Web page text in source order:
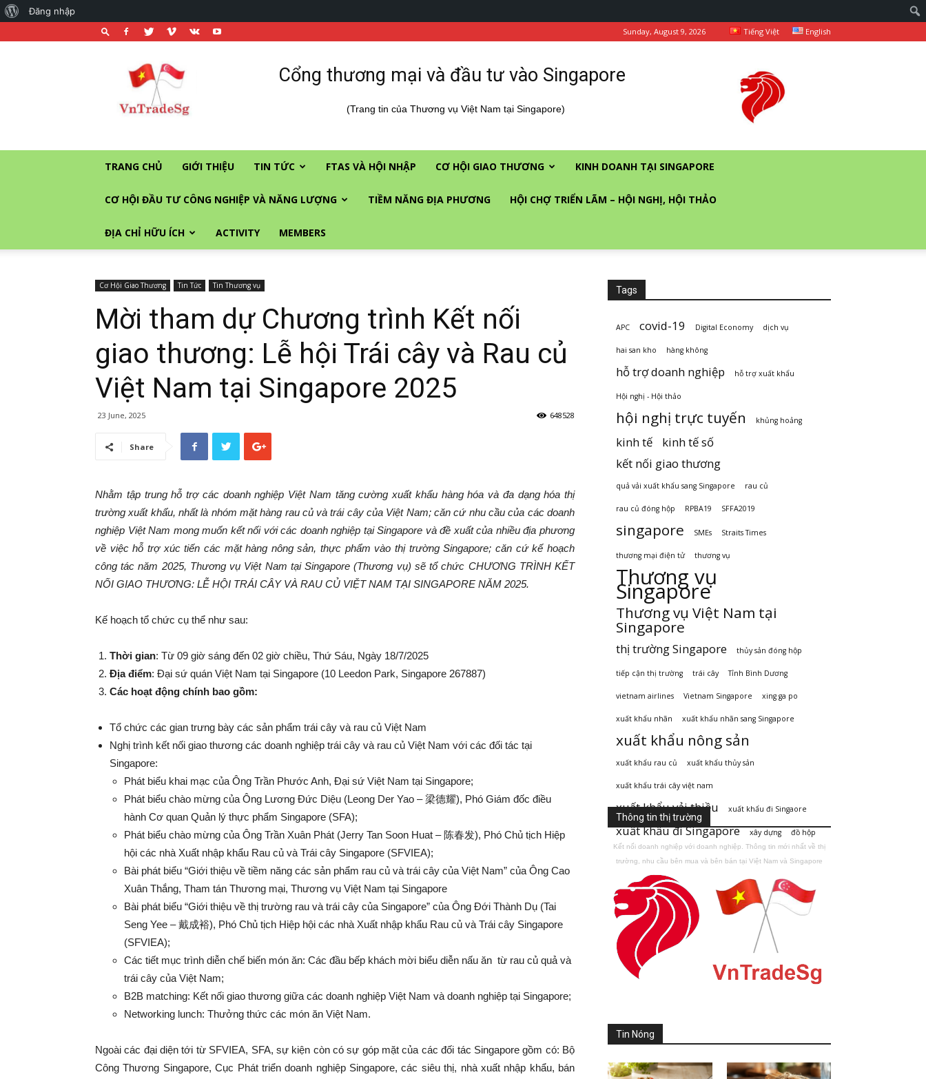
Sunday, August 9, 2026 Tiếng Việt English
Cổng
thương
và
vào
Singapore
Cổng thương mại và đầu tư vào Singapore
(Trang tin của Thương vụ Việt Nam tại Singapore)
TRANG CHỦ GIỚI THIỆU TIN TỨC FTAS VÀ HỘI NHẬP CƠ HỘI GIAO THƯƠNG KINH DOANH TẠI SINGAPORE
CƠ HỘI ĐẦU TƯ CÔNG NGHIỆP VÀ NĂNG LƯỢNG TIỀM NĂNG ĐỊA PHƯƠNG HỘI CHỢ TRIỂN LÃM – HỘI NGHỊ, HỘI THẢO
ĐỊA CHỈ HỮU ÍCH ACTIVITY MEMBERS
Cơ Hội Giao Thương Tin Tức Tin Thương vụ
Mời tham dự Chương trình Kết nối
giao thương: Lễ hội Trái cây và Rau củ
Việt Nam tại Singapore 2025
23 June, 2025 648528
Share
Nhằm tập trung hỗ trợ các doanh nghiệp Việt Nam tăng cường xuất khẩu hàng hóa và đa dạng hóa thị
trường xuất khẩu, nhất là nhóm mặt hàng rau củ và trái cây của Việt Nam; căn cứ nhu cầu của các doanh
nghiệp Việt Nam mong muốn kết nối với các doanh nghiệp tại Singapore và đề xuất của nhiều địa phương
về việc hỗ trợ xúc tiến các mặt hàng nông sản, thực phẩm vào thị trường Singapore; căn cứ kế hoạch
công tác năm 2025, Thương vụ Việt Nam tại Singapore (Thương vụ) sẽ tổ chức CHƯƠNG TRÌNH KẾT
NỐI GIAO THƯƠNG: LỄ HỘI TRÁI CÂY VÀ RAU CỦ VIỆT NAM TẠI SINGAPORE NĂM 2025.
Kế hoạch tổ chức cụ thể như sau:
Thời gian: Từ 09 giờ sáng đến 02 giờ chiều, Thứ Sáu, Ngày 18/7/2025
Địa điểm: Đại sứ quán Việt Nam tại Singapore (10 Leedon Park, Singapore 267887)
Các hoạt động chính bao gồm:
Tổ chức các gian trưng bày các sản phẩm trái cây và rau củ Việt Nam
Nghị trình kết nối giao thương các doanh nghiệp trái cây và rau củ Việt Nam với các đối tác tại
Singapore:
Phát biểu khai mạc của Ông Trần Phước Anh, Đại sứ Việt Nam tại Singapore;
Phát biểu chào mừng của Ông Lương Đức Diệu (Leong Der Yao – 梁德耀), Phó Giám đốc điều
hành Cơ quan Quản lý thực phẩm Singapore (SFA);
Phát biểu chào mừng của Ông Trần Xuân Phát (Jerry Tan Soon Huat – 陈春发), Phó Chủ tịch Hiệp
hội các nhà Xuất nhập khẩu Rau củ và Trái cây Singapore (SFVIEA);
Bài phát biểu “Giới thiệu về tiềm năng các sản phẩm rau củ và trái cây của Việt Nam” của Ông Cao
Xuân Thắng, Tham tán Thương mại, Thương vụ Việt Nam tại Singapore
Bài phát biểu “Giới thiệu về thị trường rau và trái cây của Singapore” của Ông Đới Thành Dụ (Tai
Seng Yee – 戴成裕), Phó Chủ tịch Hiệp hội các nhà Xuất nhập khẩu Rau củ và Trái cây Singapore
(SFVIEA);
Các tiết mục trình diễn chế biến món ăn: Các đầu bếp khách mời biểu diễn nấu ăn từ rau củ quả và
trái cây của Việt Nam;
B2B matching: Kết nối giao thương giữa các doanh nghiệp Việt Nam và doanh nghiệp tại Singapore;
Networking lunch: Thưởng thức các món ăn Việt Nam.
Ngoài các đại diện tới từ SFVIEA, SFA, sự kiện còn có sự góp mặt của các đối tác Singapore gồm có: Bộ
Công Thương Singapore, Cục Phát triển doanh nghiệp Singapore, các siêu thị, nhà xuất nhập khẩu, bán
Tags
APC covid-19 Digital Economy dịch vụ
hai san kho hàng không
hỗ trợ doanh nghiệp hỗ trợ xuất khẩu
Hội nghị - Hội thảo
hội nghị trực tuyến khủng hoảng
kinh tế
kinh tế số
kết nối giao thương
quả vải xuất khẩu sang Singapore rau củ
rau củ đóng hộp RPBA19 SFFA2019
singapore SMEs Straits Times
thương mại điện tử thương vụ
Thương vụ
Singapore
Thương vụ Việt Nam tại
Singapore
thị trường Singapore thủy sản đóng hộp
tiếp cận thị trường trái cây Tỉnh Bình Dương
vietnam airlines Vietnam Singapore xing ga po
xuất khẩu nhãn xuất khẩu nhãn sang Singapore
xuất khẩu nông sản
xuất khẩu rau củ xuất khẩu thủy sản
xuất khẩu trái cây việt nam
xuất khẩu vải thiều xuất khẩu đi Singaore
xuất khẩu đi Singapore xây dựng đồ hộp
Thông tin thị trường
Kết nối doanh nghiệp với doanh nghiệp. Thông tin mới nhất về thị
trường, nhu cầu bên mua và bên bán tại Việt Nam và Singapore
Tin Nóng
About
Đăng nhập